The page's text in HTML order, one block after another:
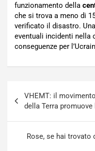
funzionamento della
che si trova a meno di
verificato il disastro.
eventuali incidenti nella
conseguenze per
articoli
VHEMT: il
della Terra promuove
Rose, se hai trovato